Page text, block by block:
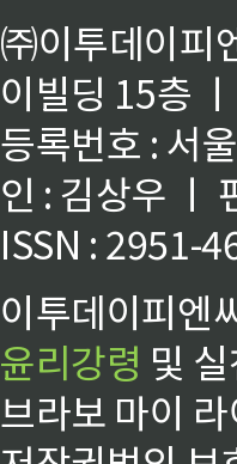
㈜이투데이피
이빌딩 15층
등록번호 : 서
인 : 김상우 ㅣ
ISSN : 2951-
이투데이피엔
윤리강령 및
브라보 마이